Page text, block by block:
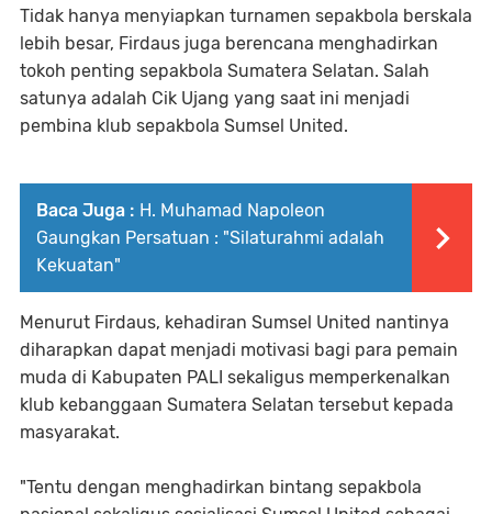
Tidak hanya menyiapkan turnamen sepakbola berskala
lebih besar, Firdaus juga berencana menghadirkan
tokoh penting sepakbola Sumatera Selatan. Salah
satunya adalah Cik Ujang yang saat ini menjadi
pembina klub sepakbola Sumsel United.
Baca Juga : H. Muhamad Napoleon
Gaungkan Persatuan : "Silaturahmi adalah
Kekuatan"
Menurut Firdaus, kehadiran Sumsel United nantinya
diharapkan dapat menjadi motivasi bagi para pemain
muda di Kabupaten PALI sekaligus memperkenalkan
klub kebanggaan Sumatera Selatan tersebut kepada
masyarakat.
"Tentu dengan menghadirkan bintang sepakbola